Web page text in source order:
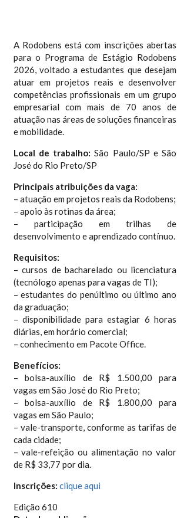
A Rodobens está com inscrições abertas
para o Programa de Estágio Rodobens
2026, voltado a estudantes que desejam
atuar em projetos reais e desenvolver
competências profissionais em um grupo
empresarial com mais de 70 anos de
atuação nas áreas de soluções financeiras
e mobilidade.
Local de trabalho:São Paulo/SP e São
José do Rio Preto/SP
Principais atribuições da vaga:
– atuação em projetos reais da Rodobens;
– apoio às rotinas da área;
– participação em trilhas de
desenvolvimento e aprendizado contínuo.
Requisitos:
– cursos de bacharelado ou licenciatura
(tecnólogo apenas para vagas de TI);
– estudantes do penúltimo ou último ano
da graduação;
– disponibilidade para estagiar 6 horas
diárias, em horário comercial;
– conhecimento em Pacote Office.
Benefícios:
– bolsa-auxílio de R$ 1.500,00 para
vagas em São José do Rio Preto;
– bolsa-auxílio de R$ 1.800,00 para
vagas em São Paulo;
– vale-transporte, conforme as tarifas de
cada cidade;
– vale-refeição ou alimentação no valor
de R$ 33,77 por dia.
Inscrições: clique aqui
Edição 610